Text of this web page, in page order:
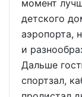
момент
детского
аэропорта,
и
Дальше
спортзал,